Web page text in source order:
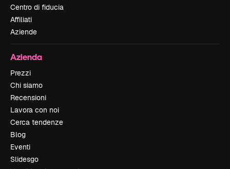
Centro di fiducia
Affiliati
Aziende
Azienda
Prezzi
Chi siamo
Recensioni
Lavora con noi
Cerca tendenze
Blog
Eventi
Slidesgo